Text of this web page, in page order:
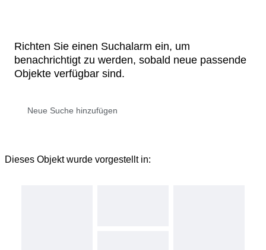
Richten Sie einen Suchalarm ein, um
benachrichtigt zu werden, sobald neue passende
Objekte verfügbar sind.
Dieses Objekt wurde vorgestellt in: